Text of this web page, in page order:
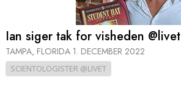
Ian siger tak for visheden @livet
TAMPA, FLORIDA 1. DECEMBER 2022
SCIENTOLOGISTER @LIVET